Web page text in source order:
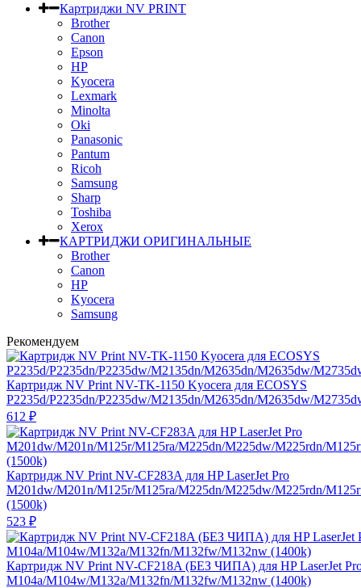
Картриджи NV PRINT
Brother
Canon
Epson
HP
Kyocera
Lexmark
Minolta
Oki
Panasonic
Pantum
Ricoh
Samsung
Sharp
Toshiba
Xerox
КАРТРИДЖИ ОРИГИНАЛЬНЫЕ
Brother
Canon
HP
Kyocera
Samsung
Рекомендуем
Картридж NV Print NV-TK-1150 Kyocera для ECOSYS
P2235d/P2235dn/P2235dw/M2135dn/M2635dn/M2635dw/
612 ₽
Картридж NV Print NV-CF283A для HP LaserJet Pro
M201dw/M201n/M125r/M125ra/M225dn/M225dw/M225rdn/
(1500k)
523 ₽
Картридж NV Print NV-CF218A (БЕЗ ЧИПА) для HP LaserJet
M104a/M104w/M132a/M132fn/M132fw/M132nw (1400k)